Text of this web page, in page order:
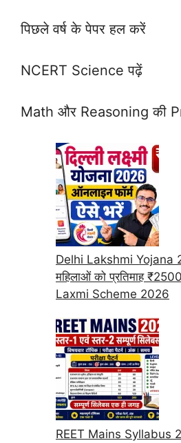
पिछले वर्ष के पेपर हल करें
NCERT Science पढ़ें
Math और Reasoning की
Delhi Lakshmi Yojana
महिलाओं को प्रतिमाह
Laxmi Scheme 2026
REET Mains Syllabus